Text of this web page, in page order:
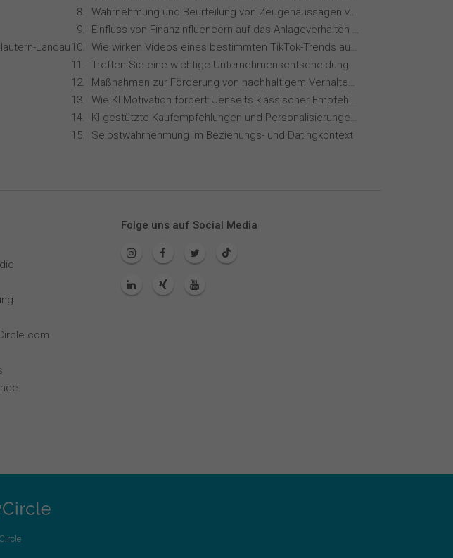
Landau
Wahrnehmung und Beurteilung von Zeugenaussagen vor Gericht
Einfluss von Finanzinfluencern auf das Anlageverhalten der Gen Z⁠
Wie wirken Videos eines bestimmten TikTok-Trends auf dich?
Treffen Sie eine wichtige Unternehmensentscheidung
Maßnahmen zur Förderung von nachhaltigem Verhalten von Hotelgästen
Wie KI Motivation fördert: Jenseits klassischer Empfehlungssysteme
KI-gestützte Kaufempfehlungen und Personalisierungen im Online-Handel
Selbstwahrnehmung im Beziehungs- und Datingkontext
Folge uns auf Social Media